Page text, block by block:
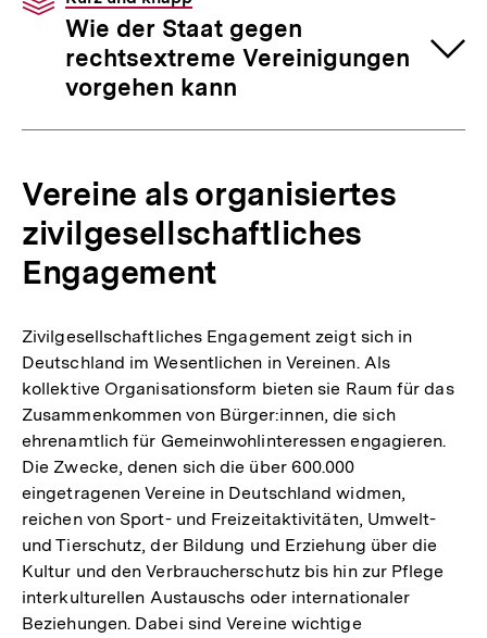
Wie der Staat gegen
rechtsextreme Vereinigungen
vorgehen kann
Vereine als organisiertes
zivilgesellschaftliches
Engagement
Zivilgesellschaftliches Engagement zeigt sich in
Deutschland im Wesentlichen in Vereinen. Als
kollektive Organisationsform bieten sie Raum für das
Zusammenkommen von Bürger:innen, die sich
ehrenamtlich für Gemeinwohlinteressen engagieren.
Die Zwecke, denen sich die über 600.000
eingetragenen Vereine in Deutschland widmen,
reichen von Sport- und Freizeitaktivitäten, Umwelt-
und Tierschutz, der Bildung und Erziehung über die
Kultur und den Verbraucherschutz bis hin zur Pflege
interkulturellen Austauschs oder internationaler
Beziehungen. Dabei sind Vereine wichtige